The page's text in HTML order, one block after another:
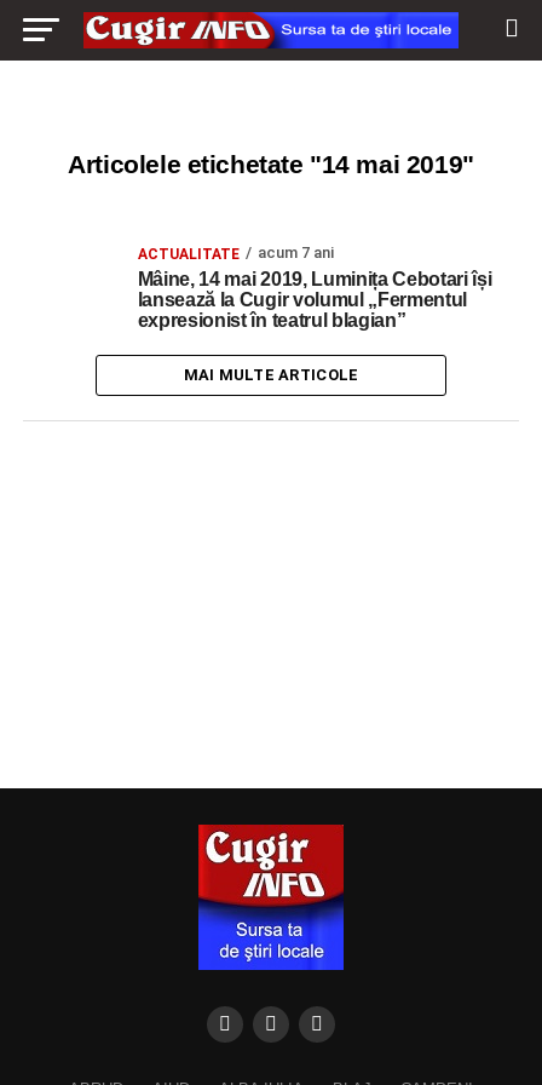
Articolele etichetate "14 mai 2019"
ACTUALITATE acum 7 ani
Mâine, 14 mai 2019, Luminița Cebotari își
lansează la Cugir volumul „Fermentul
expresionist în teatrul blagian”
MAI MULTE ARTICOLE